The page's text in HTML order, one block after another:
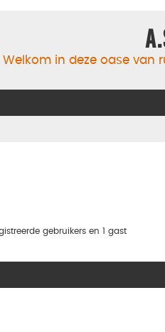
Welkom in deze oase van
gebruikers en 1 gast